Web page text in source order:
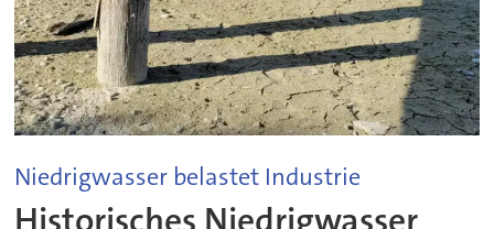
Niedrigwasser belastet Industrie